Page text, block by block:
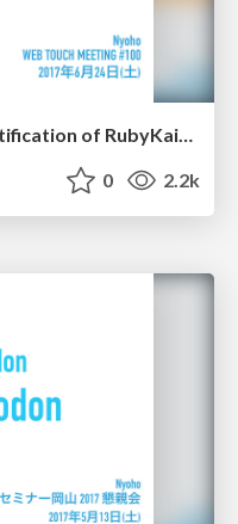
RubyKaigi 2017 の告知 / A notification of RubyKaigi 2017 at WTM100
0 2.2k